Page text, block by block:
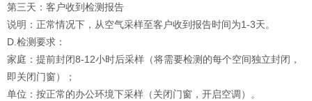
第三天：客户收到检测报告
说明：正常情况下，从空气采样至客户收到报告时间为1-3天。
D.检测要求：
家庭：提前封闭8-12小时后采样（将需要检测的每个空间独立封闭，
即关闭门窗）；
单位：按正常的办公环境下采样（关闭门窗，开启空调）。